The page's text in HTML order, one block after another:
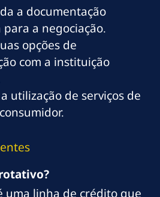
a documentação
para a negociação.
opções de
com a instituição
utilização de serviços de
uma linha de crédito que